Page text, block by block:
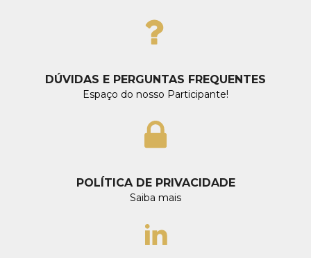
DÚVIDAS E PERGUNTAS FREQUENTES
Espaço do nosso Participante!
POLÍTICA DE PRIVACIDADE
Saiba mais